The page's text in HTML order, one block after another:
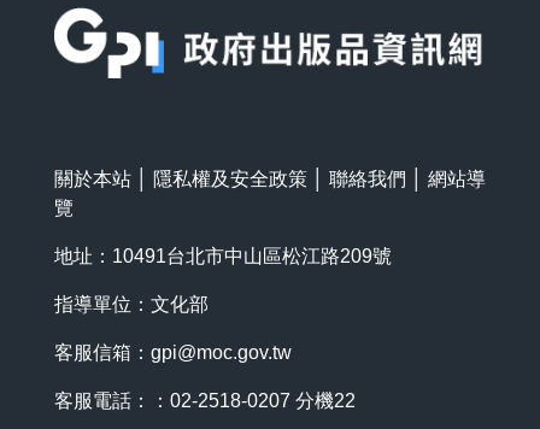
關於本站 隱私權及安全政策 聯絡我們
網站導
覽
地址：10491台北市中山區松江路209號
指導單位：文化部
客服信箱： gpi@moc.gov.tw
客服電話：：02-2518-0207 分機22